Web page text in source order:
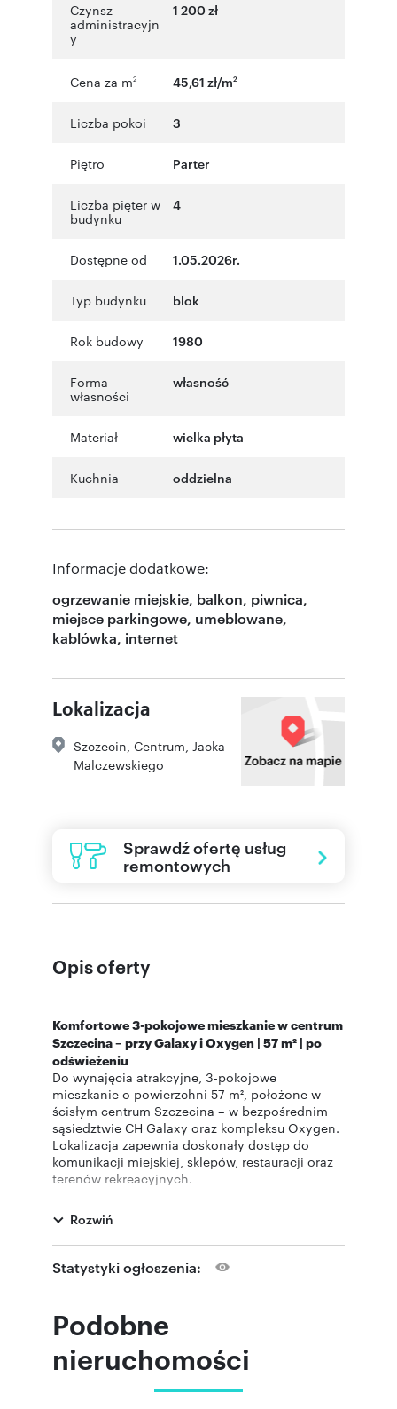
Czynsz
administracyjn
y
1 200 zł
Cena za m2 45,61 zł/m2
Liczba pokoi 3
Piętro Parter
Liczba pięter w
budynku
4
Dostępne od 1.05.2026r.
Typ budynku blok
Rok budowy 1980
Forma
własności
własność
Materiał wielka płyta
Kuchnia oddzielna
Informacje dodatkowe:
ogrzewanie miejskie, balkon, piwnica,
miejsce parkingowe, umeblowane,
kablówka, internet
Lokalizacja
Szczecin Centrum Jacka
Malczewskiego
Sprawdź ofertę usług
remontowych
Opis oferty
Komfortowe 3-pokojowe mieszkanie w centrum
Szczecina – przy Galaxy i Oxygen | 57 m² | po
odświeżeniu
Do wynajęcia atrakcyjne, 3-pokojowe
mieszkanie o powierzchni 57 m², położone w
ścisłym centrum Szczecina – w bezpośrednim
sąsiedztwie CH Galaxy oraz kompleksu Oxygen.
Lokalizacja zapewnia doskonały dostęp do
komunikacji miejskiej, sklepów, restauracji oraz
terenów rekreacyjnych.
Mieszkanie o podwyższonym standardzie,
świeżo po dużym odświeżeniu, gotowe do
wprowadzenia od maja. Składa się z:
przestronnego salonu z wyjściem na
balkon (widok na tereny zielone),
kuchni,
łazienki oraz dodatkowej, oddzielnej
toalety (jedna z toalet z bezpośrednim
wejściem z sypialni),
możliwość własnej aranżacji przestrzeni.
Rozwiń
Statystyki ogłoszenia:
Podobne
nieruchomości